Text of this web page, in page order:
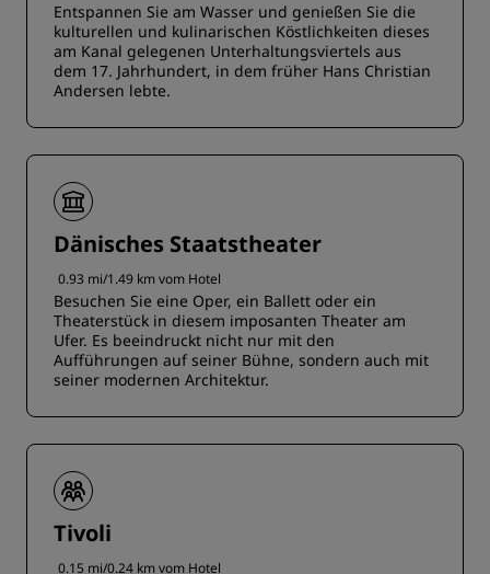
Entspannen Sie am Wasser und genießen Sie die
kulturellen und kulinarischen Köstlichkeiten dieses
am Kanal gelegenen Unterhaltungsviertels aus
dem 17. Jahrhundert, in dem früher Hans Christian
Andersen lebte.
Dänisches Staatstheater
0.93 mi/1.49 km vom Hotel
Besuchen Sie eine Oper, ein Ballett oder ein
Theaterstück in diesem imposanten Theater am
Ufer. Es beeindruckt nicht nur mit den
Aufführungen auf seiner Bühne, sondern auch mit
seiner modernen Architektur.
Tivoli
0.15 mi/0.24 km vom Hotel